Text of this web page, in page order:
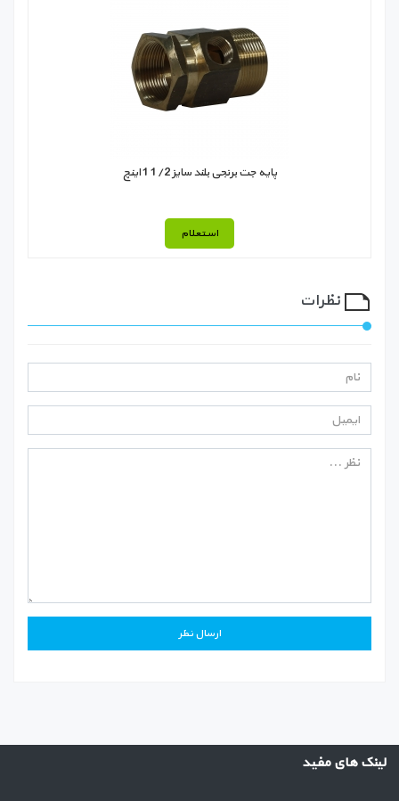
پایه جت برنجی بلند سایز 1/2 1 اینچ
استعلام
نظرات
لینک های مفید